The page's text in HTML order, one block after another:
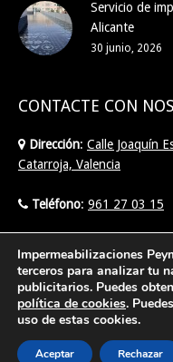
Servicio de
Alicante
30 junio, 2026
CONTACTE CON
Dirección: Calle Joaquín
Catarroja, Valencia
Teléfono: 961 27 03 15
Find us on:
Impermeabilizaciones
terceros para analizar tu
publicitarios. Puedes
política de cookies.
uso de estas cookies.
Aceptar Rechazar